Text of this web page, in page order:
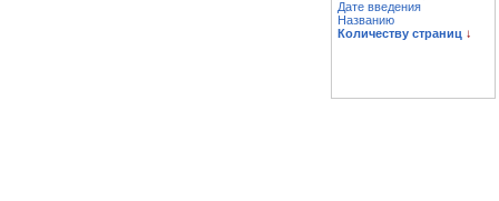
Дате введения
Названию
Количеству страниц ↓